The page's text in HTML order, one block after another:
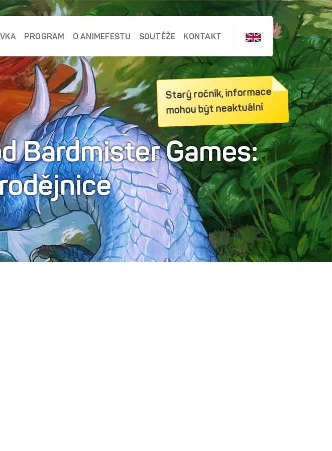
PROGRAM O ANIMEFESTU SOUTĚŽE KONTAKT
Bardmister Games:
Starý ročník, informace
mohou být neaktuální